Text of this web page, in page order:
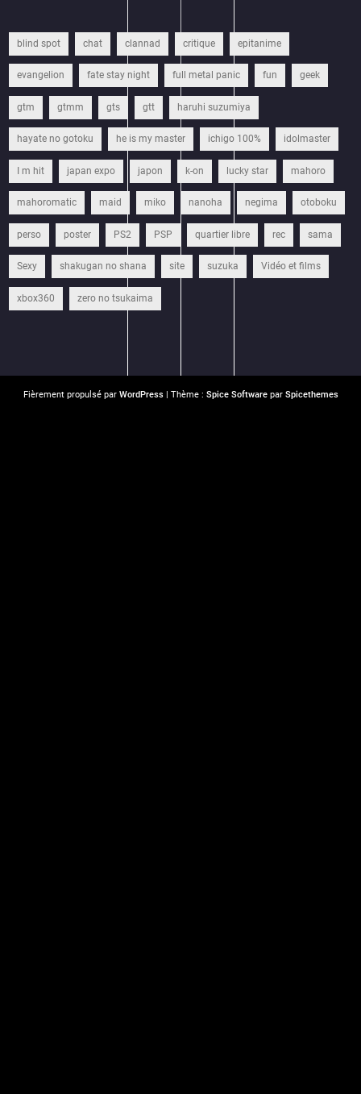
blind spot chat clannad critique epitanime
evangelion fate stay night full metal panic fun geek
gtm gtmm gts gtt haruhi suzumiya
hayate no gotoku he is my master ichigo 100% idolmaster
I m hit japan expo japon k-on lucky star mahoro
mahoromatic maid miko nanoha negima otoboku
perso poster PS2 PSP quartier libre rec sama
Sexy shakugan no shana site suzuka Vidéo et films
xbox360 zero no tsukaima
Fièrement propulsé par WordPress| Thème : Spice Softwarepar Spicethemes